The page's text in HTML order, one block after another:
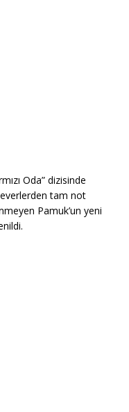
Oda” dizisinde
tam not
Pamuk’un yeni